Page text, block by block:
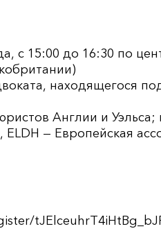
с 15:00 до 16:30 по
находящегося
Англии и Уэльса;
ELDH — Европейская